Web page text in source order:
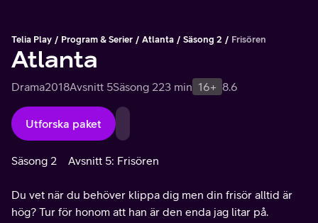
Telia Play Program & Serier Atlanta Säsong 2 Frisören
Atlanta
Drama2018Avsnitt 5Säsong 223 min 16+ 8.6
Utforska paket
Säsong 2 Avsnitt 5: Frisören
Du vet när du behöver klippa dig men din frisör alltid är
hög? Tur för honom att han är den enda jag litar på.